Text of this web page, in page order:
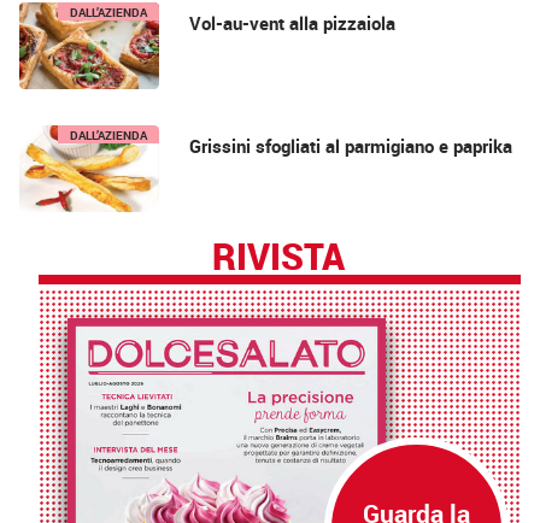
DALL’AZIENDA Vol-au-vent alla pizzaiola
DALL’AZIENDA Grissini sfogliati al parmigiano e paprika
RIVISTA